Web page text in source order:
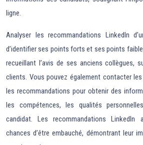
ligne.
Analyser les recommandations LinkedIn
d’identifier ses points forts et ses points
recueillant l’avis de ses anciens collègues,
clients. Vous pouvez également contacter
les recommandations pour obtenir des
les compétences, les qualités
candidat. Les recommandations LinkedIn
chances d’être embauché, démontrant leur